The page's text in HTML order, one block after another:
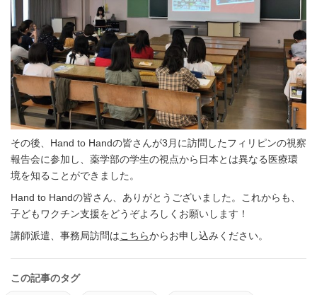
その後、Hand to Handの皆さんが3月に訪問したフィリピンの視察
報告会に参加し、薬学部の学生の視点から日本とは異なる医療環
境を知ることができました。
Hand to Handの皆さん、ありがとうございました。これからも、
子どもワクチン支援をどうぞよろしくお願いします！
講師派遣、事務局訪問はこちらからお申し込みください。
この記事のタグ